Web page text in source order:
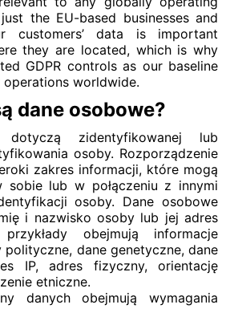
the EU-based businesses and
customers’ data is important
they are located, which is why
GDPR controls as our baseline
worldwide.
dane osobowe?
zidentyfikowanej lub
osoby. Rozporządzenie
zakres informacji, które mogą
lub w połączeniu z innymi
osoby. Dane osobowe
i nazwisko osoby lub jej adres
obejmują informacje
dane genetyczne, dane
IP, adres fizyczny, orientację
etniczne.
danych obejmują wymagania